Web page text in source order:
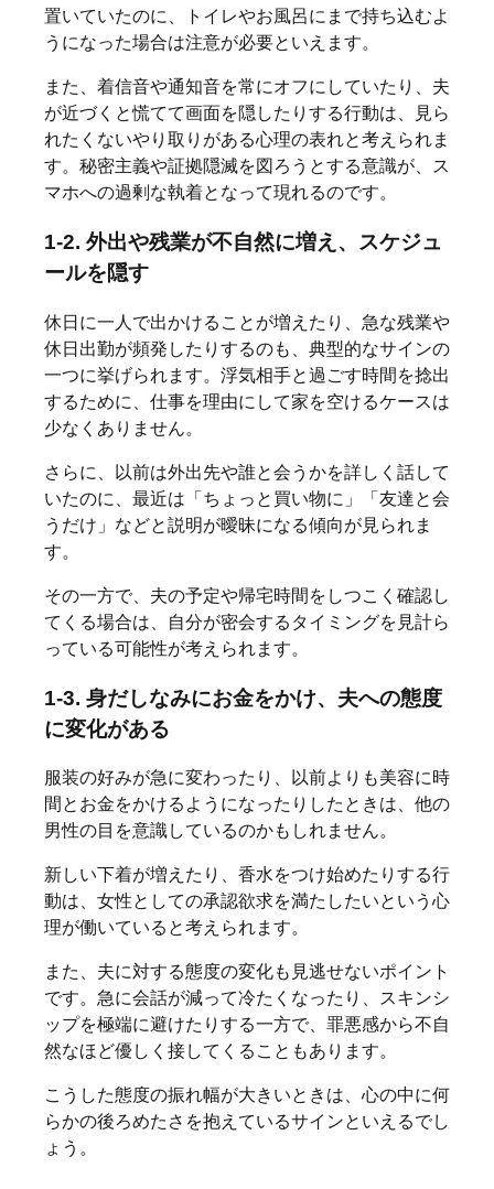
置いていたのに、トイレやお風呂にまで持ち込むよ
うになった場合は注意が必要といえます。
また、着信音や通知音を常にオフにしていたり、夫
が近づくと慌てて画面を隠したりする行動は、見ら
れたくないやり取りがある心理の表れと考えられま
す。秘密主義や証拠隠滅を図ろうとする意識が、ス
マホへの過剰な執着となって現れるのです。
1-2. 外出や残業が不自然に増え、スケジュ
ールを隠す
休日に一人で出かけることが増えたり、急な残業や
休日出勤が頻発したりするのも、典型的なサインの
一つに挙げられます。浮気相手と過ごす時間を捻出
するために、仕事を理由にして家を空けるケースは
少なくありません。
さらに、以前は外出先や誰と会うかを詳しく話して
いたのに、最近は「ちょっと買い物に」「友達と会
うだけ」などと説明が曖昧になる傾向が見られま
す。
その一方で、夫の予定や帰宅時間をしつこく確認し
てくる場合は、自分が密会するタイミングを見計ら
っている可能性が考えられます。
1-3. 身だしなみにお金をかけ、夫への態度
に変化がある
服装の好みが急に変わったり、以前よりも美容に時
間とお金をかけるようになったりしたときは、他の
男性の目を意識しているのかもしれません。
新しい下着が増えたり、香水をつけ始めたりする行
動は、女性としての承認欲求を満たしたいという心
理が働いていると考えられます。
また、夫に対する態度の変化も見逃せないポイント
です。急に会話が減って冷たくなったり、スキンシ
ップを極端に避けたりする一方で、罪悪感から不自
然なほど優しく接してくることもあります。
こうした態度の振れ幅が大きいときは、心の中に何
らかの後ろめたさを抱えているサインといえるでし
ょう。